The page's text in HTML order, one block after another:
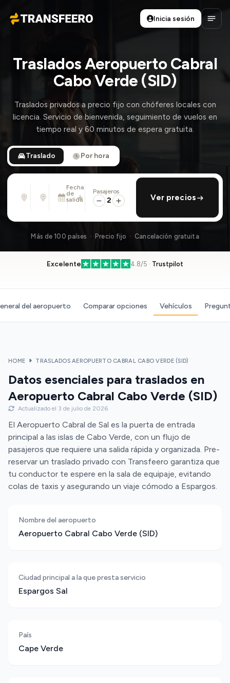
Transfeero
Inicia sesión
Abrir
Traslados Aeropuerto Cabral
Cabo Verde (SID)
Traslados privados a precio fijo con chóferes locales con
licencia. Servicio de bienvenida, seguimiento de vuelos en
tiempo real y 60 minutos de espera gratuita.
Traslado Por hora
Desde
Dirección, aeropuerto, hotel, ...
Hasta
Dirección, aeropuerto, hotel, ...
Fecha
de
salida
Dom., 9 Ago. · 01:45 PM
añadir regreso
Pasajeros
2 Ver precios
Más de 100 países · Precio fijo · Cancelación gratuita
Excelente 4.8/5 · Trustpilot
del aeropuerto Comparar opciones Vehículos
HOME TRASLADOS AEROPUERTO CABRAL CABO VERDE (SID)
Datos esenciales para traslados en
Aeropuerto Cabral Cabo Verde (SID)
Actualizado el 3 de julio de 2026
El Aeropuerto Cabral de Sal es la puerta de entrada
principal a las islas de Cabo Verde, con un flujo de
pasajeros que requiere una salida rápida y organizada. Pre-
reservar un traslado privado con Transfeero garantiza que
tu conductor te espere en la sala de equipaje, evitando
colas de taxis y asegurando un viaje cómodo a Espargos.
Nombre del aeropuerto
Aeropuerto Cabral Cabo Verde (SID)
Ciudad principal a la que presta servicio
Espargos Sal
País
Cape Verde